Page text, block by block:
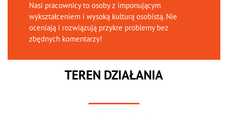
Nasi pracownicy to osoby z imponującym
wykształceniem i wysoką kulturą osobistą. Nie
oceniają i rozwiązują przykre problemy bez
zbędnych komentarzy!
TEREN DZIAŁANIA